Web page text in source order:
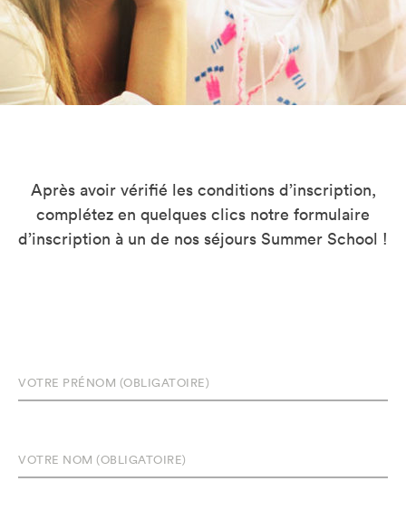
Après avoir vérifié les conditions d’inscription,
complétez en quelques clics notre formulaire
d’inscription à un de nos séjours Summer School !